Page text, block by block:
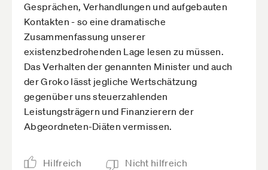
Gesprächen, Verhandlungen und aufgebauten
Kontakten - so eine dramatische
Zusammenfassung unserer
existenzbedrohenden Lage lesen zu müssen.
Das Verhalten der genannten Minister und auch
der Groko lässt jegliche Wertschätzung
gegenüber uns steuerzahlenden
Leistungsträgern und Finanzierern der
Abgeordneten-Diäten vermissen.
Hilfreich Nicht hilfreich